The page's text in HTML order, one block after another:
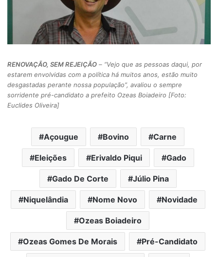
RENOVAÇÃO, SEM REJEIÇÃO – “Vejo que as pessoas daqui, por
estarem envolvidas com a política há muitos anos, estão muito
desgastadas perante nossa população”, avaliou o sempre
sorridente pré-candidato a prefeito Ozeas Boiadeiro [Foto:
Euclides Oliveira]
Açougue Bovino Carne
Eleições Erivaldo Piqui Gado
Gado De Corte Júlio Pina
Niquelândia Nome Novo Novidade
Ozeas Boiadeiro
Ozeas Gomes De Morais Pré-Candidato